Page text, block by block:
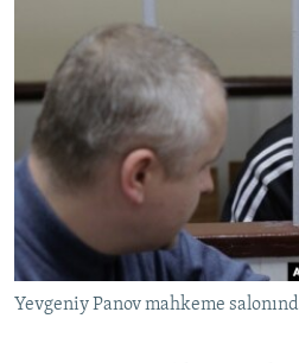
SÜRET
BLOGLAR
FİKİR
Русский
Українською
QOŞULIÑIZ!
Yevgeniy Panov mahkeme